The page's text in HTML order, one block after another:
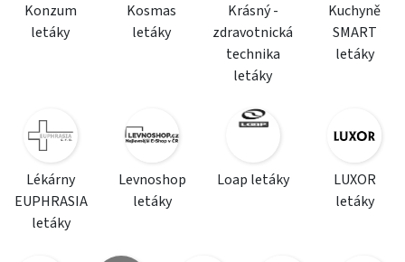
Konzum
letáky
Kosmas
letáky
Krásný -
zdravotnická
technika
letáky
Kuchyně
SMART
letáky
Lékárny
EUPHRASIA
letáky
Levnoshop
letáky
Loap letáky
LUXOR
letáky